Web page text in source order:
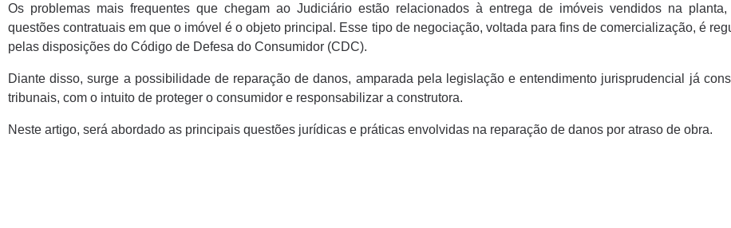
Os problemas mais frequentes que chegam ao Judiciário estão relacionados à entrega de imóveis vendidos na planta,
questões contratuais em que o imóvel é o objeto principal. Esse tipo de negociação, voltada para fins de comercialização, é
pelas disposições do Código de Defesa do Consumidor (CDC).
Diante disso, surge a possibilidade de reparação de danos, amparada pela legislação e entendimento jurisprudencial já
tribunais, com o intuito de proteger o consumidor e responsabilizar a construtora.
Neste artigo, será abordado as principais questões jurídicas e práticas envolvidas na reparação de danos por atraso de obra.